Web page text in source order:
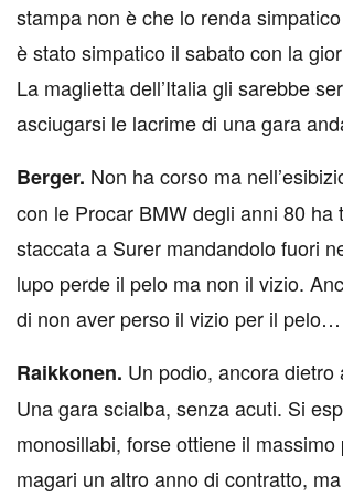
stampa non è che lo renda
è stato simpatico il sabato con la
La maglietta dell’Italia gli sarebbe
asciugarsi le lacrime di una gara
Berger. Non ha corso ma
con le Procar BMW degli anni 80 ha
staccata a Surer mandandolo fuori
lupo perde il pelo ma non il vizio.
di non aver perso il vizio per il pelo…
Raikkonen. Un podio, ancora dietro
Una gara scialba, senza acuti. Si
monosillabi, forse ottiene il massimo
magari un altro anno di contratto,